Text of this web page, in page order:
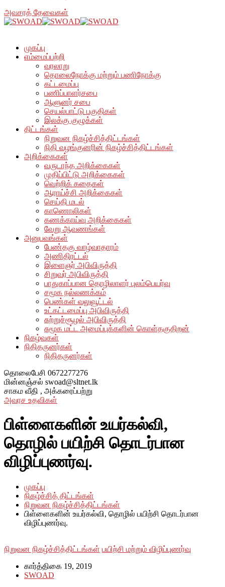
அவசரத் தேவைகள்
முகப்பு
எம்மைப்பற்றி
வரலாறு
தொலைநோக்கு மற்றும் பணிநோக்கு
கட்டமைப்பு
பணிப்பாளர்சபை
ஆளுனர் சபை
செயல்பாட்டு பகுதிகள்
இலக்கு குழுக்கள்
திட்டங்கள்
நிறுவன நிகழ்ச்சித்திட்டங்கள்
நிதி வழங்குனரின் நிகழ்ச்சித்திட்டங்கள்
அறிக்கைகள்
வருடாந்த அறிக்கைகள்
முதிப்பிட்டு அறிக்கைகள்
வெற்றிக் கதைகள்
ஆராய்ச்சி அறிக்கைகள்
செய்தி மடல்
காணொலிகள்
கணக்காய்வு அறிக்கைகள்
வேறு ஆவணங்கள்
அனுபவங்கள்
பேண்தகு வாழ்வாதாரம்
அணிதிரட்டல்
இளைஞர் அபிவிருத்தி
சிறுவர் அபிவிருத்தி
பாதுகாப்பான தொழிலாளர் புலம்பெயர்வு
சமூக நல்லணக்கம்
பெண்கள் வலுவூட்டல்
உட்கட்டமைப்பு அபிவிருத்தி
சுற்றுச்சூழல் அபிவிருத்தி
சுமூக மட்ட அமைப்புக்களின் கொள்தகுதிறன்
நிகழ்வுகள்
நிதிதருனர்கள்
நிதிதருனர்கள்
தொலைபேசி 0672277276
மின்னஞ்சல் swoad@sltnet.lk
சாகம வீதி , அக்கரைப்பற்று
அவரச உதவிகள்
பிள்ளைகளின் உயர்கல்வி,
தொழில் பயிற்சி தொடர்பான
விழிப்புணர்வு.
முகப்பு
நிகழ்ச்சித் திட்டங்கள்
நிறுவன நிகழ்ச்சித்திட்டங்கள்
பிள்ளைகளின் உயர்கல்வி, தொழில் பயிற்சி தொடர்பான
விழிப்புணர்வு.
நிறுவன நிகழ்ச்சித்திட்டங்கள் பயிற்சி மற்றும் விழிப்புணர்வு
கார்த்திகை 19, 2019
SWOAD